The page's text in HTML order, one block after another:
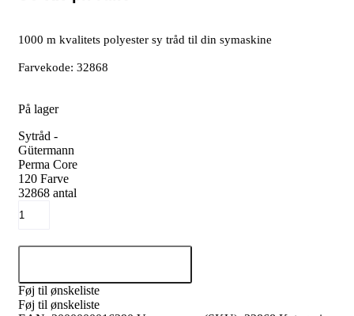
1000 m kvalitets polyester sy tråd til din symaskine
Farvekode: 32868
På lager
Sytråd -
Gütermann
Perma Core
120 Farve
32868 antal
Føj til ønskeliste
Føj til ønskeliste